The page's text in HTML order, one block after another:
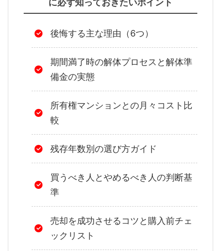
に必ず知っておきたいポイント
後悔する主な理由（6つ）
期間満了時の解体プロセスと解体準
備金の実態
所有権マンションとの月々コスト比
較
残存年数別の選び方ガイド
買うべき人とやめるべき人の判断基
準
売却を成功させるコツと購入前チェ
ックリスト